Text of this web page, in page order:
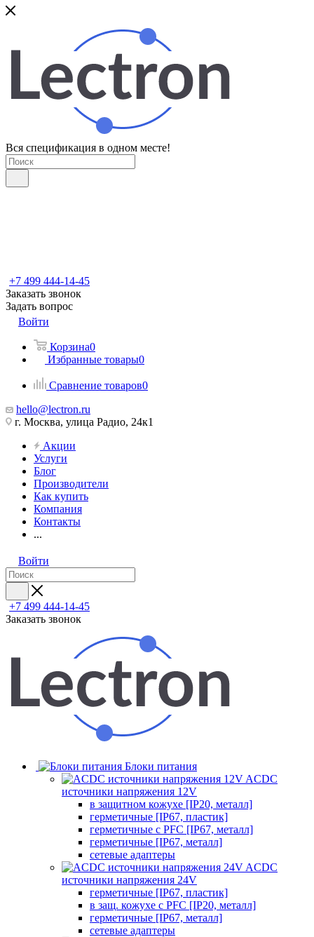
Вся спецификация в одном месте!
+7 499 444-14-45
Заказать звонок
Задать вопрос
Войти
Корзина0
Избранные товары0
Сравнение товаров0
hello@lectron.ru
г. Москва, улица Радио, 24к1
Акции
Услуги
Блог
Производители
Как купить
Компания
Контакты
...
Войти
+7 499 444-14-45
Заказать звонок
Блоки питания
ACDC
источники напряжения 12V
в защитном кожухе [IP20, металл]
герметичные [IP67, пластик]
герметичные с PFC [IP67, металл]
герметичные [IP67, металл]
сетевые адаптеры
ACDC
источники напряжения 24V
герметичные [IP67, пластик]
в защ. кожухе с PFC [IP20, металл]
герметичные [IP67, металл]
сетевые адаптеры